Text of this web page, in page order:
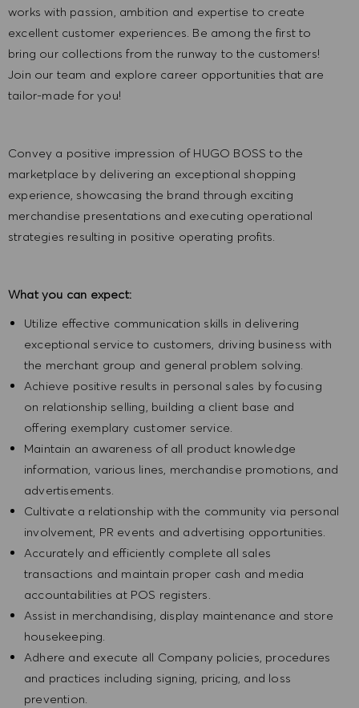
works with passion, ambition and expertise to create
excellent customer experiences. Be among the first to
bring our collections from the runway to the customers!
Join our team and explore career opportunities that are
tailor-made for you!
Convey a positive impression of HUGO BOSS to the
marketplace by delivering an exceptional shopping
experience, showcasing the brand through exciting
merchandise presentations and executing operational
strategies resulting in positive operating profits.
What you can expect:
Utilize effective communication skills in delivering
exceptional service to customers, driving business with
the merchant group and general problem solving.
Achieve positive results in personal sales by focusing
on relationship selling, building a client base and
offering exemplary customer service.
Maintain an awareness of all product knowledge
information, various lines, merchandise promotions, and
advertisements.
Cultivate a relationship with the community via personal
involvement, PR events and advertising opportunities.
Accurately and efficiently complete all sales
transactions and maintain proper cash and media
accountabilities at POS registers.
Assist in merchandising, display maintenance and store
housekeeping.
Adhere and execute all Company policies, procedures
and practices including signing, pricing, and loss
prevention.